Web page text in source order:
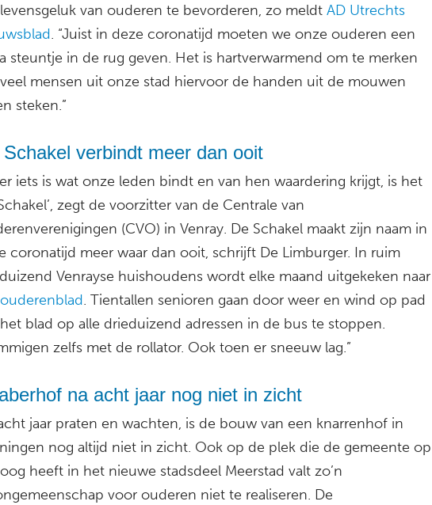
van ouderen te bevorderen, zo meldt AD Utrechts
. “Juist in deze coronatijd moeten we onze ouderen een
steuntje in de rug geven. Het is hartverwarmend om te merken
mensen uit onze stad hiervoor de handen uit de mouwen
steken.”
Schakel verbindt meer dan ooit
er iets is wat onze leden bindt en van hen waardering krijgt, is het
zegt de voorzitter van de Centrale van
(CVO) in Venray. De Schakel maakt zijn naam in
coronatijd meer waar dan ooit, schrijft De Limburger. In ruim
Venrayse huishoudens wordt elke maand uitgekeken naar
ouderenblad. Tientallen senioren gaan door weer en wind op pad
blad op alle drieduizend adressen in de bus te stoppen.
zelfs met de rollator. Ook toen er sneeuw lag.”
na acht jaar nog niet in zicht
jaar praten en wachten, is de bouw van een knarrenhof in
nog altijd niet in zicht. Ook op de plek die de gemeente op
heeft in het nieuwe stadsdeel Meerstad valt zo’n
voor ouderen niet te realiseren. De